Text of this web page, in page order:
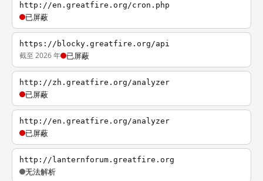
http://en.greatfire.org/cron.php
已屏蔽
https://blocky.greatfire.org/api
截至 2026 年 已屏蔽
http://zh.greatfire.org/analyzer
已屏蔽
http://en.greatfire.org/analyzer
已屏蔽
http://lanternforum.greatfire.org
无法解析